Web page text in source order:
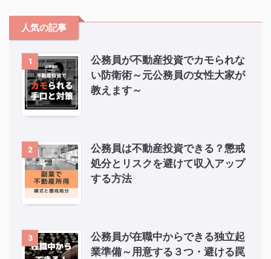
人気の記事
1
公務員が不動産投資でカモられな
い防衛術～元公務員の女性大家が
教えます～
2
公務員は不動産投資できる？懲戒
処分とリスクを避けて収入アップ
する方法
3
公務員が在職中からできる独立起
業準備～用意する３つ・避ける罠